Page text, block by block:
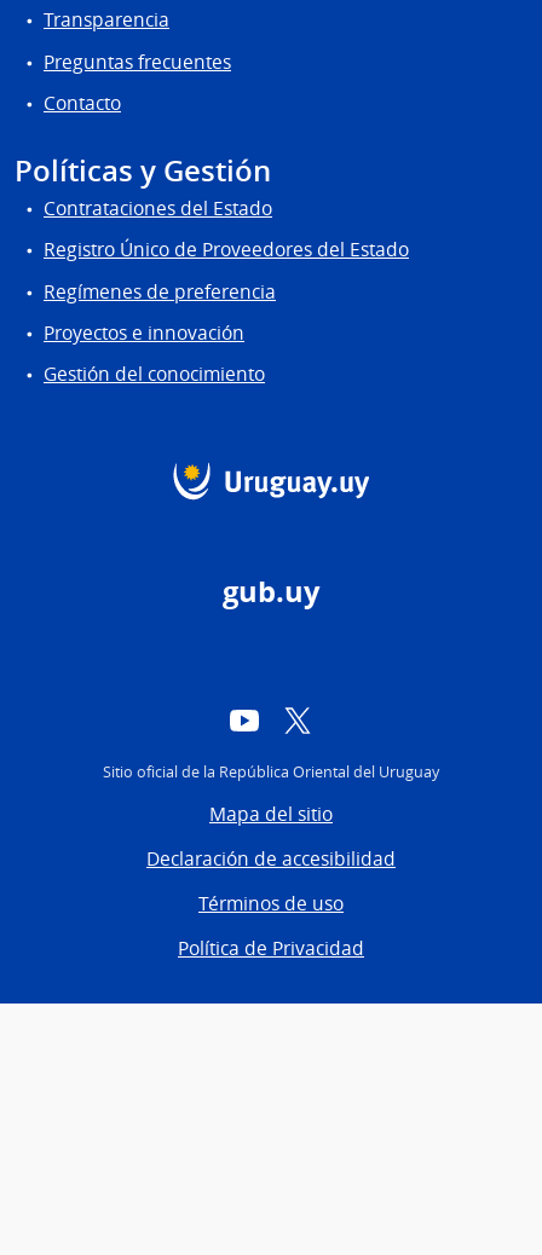
Transparencia
Preguntas frecuentes
Contacto
Políticas y Gestión
Contrataciones del Estado
Registro Único de Proveedores del Estado
Regímenes de preferencia
Proyectos e innovación
Gestión del conocimiento
gub.uy
YouTube
Sitio oficial de la República Oriental del Uruguay
Mapa del sitio
Declaración de accesibilidad
Términos de uso
Política de Privacidad